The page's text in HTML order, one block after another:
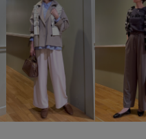
サステナブル サン
シワになりにくい シワ
プルコーデ
ッパーデザイン スクエアネック
ッチ糸 セットアップ タ